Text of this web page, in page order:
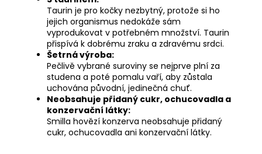
Taurin je pro kočky nezbytný, protože si ho
jejich organismus nedokáže sám
vyprodukovat v potřebném množství. Taurin
přispívá k dobrému zraku a zdravému srdci.
Šetrná výroba:
Pečlivě vybrané suroviny se nejprve plní za
studena a poté pomalu vaří, aby zůstala
uchována původní, jedinečná chuť.
Neobsahuje přidaný cukr, ochucovadla a
konzervační látky:
Smilla hovězí konzerva neobsahuje přidaný
cukr, ochucovadla ani konzervační látky.